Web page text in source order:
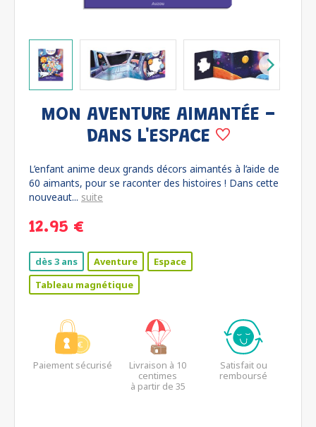
MON AVENTURE AIMANTÉE -
DANS L'ESPACE
L’enfant anime deux grands décors aimantés à l’aide de
60 aimants, pour se raconter des histoires ! Dans cette
nouveaut... suite
12.95 €
dès 3 ans Aventure
Espace
Tableau magnétique
Paiement sécurisé
Livraison à 10
centimes
à partir de 35
Satisfait ou
remboursé